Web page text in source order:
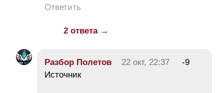
Ответить
2 ответа →
Разбор Полетов 22 окт, 22:37
-9
Источник